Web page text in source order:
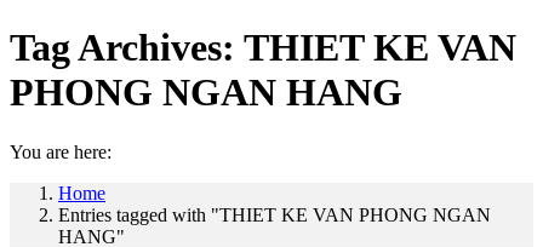
Tag Archives: THIET KE VAN
PHONG NGAN HANG
You are here:
Home
Entries tagged with "THIET KE VAN PHONG NGAN
HANG"